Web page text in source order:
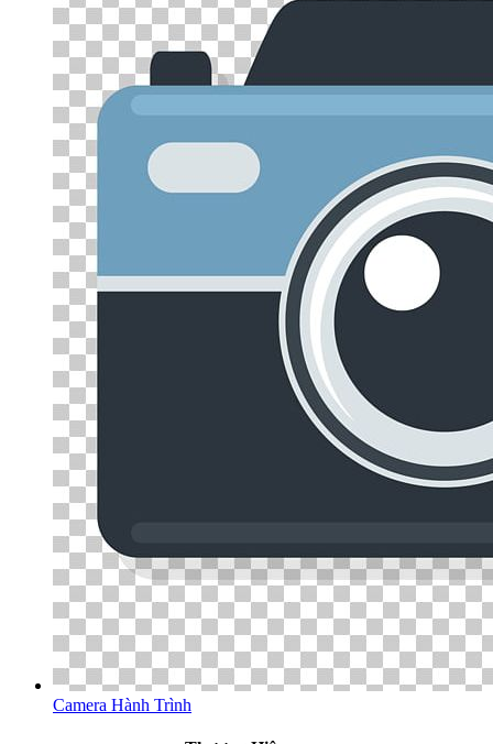
Camera Hành Trình